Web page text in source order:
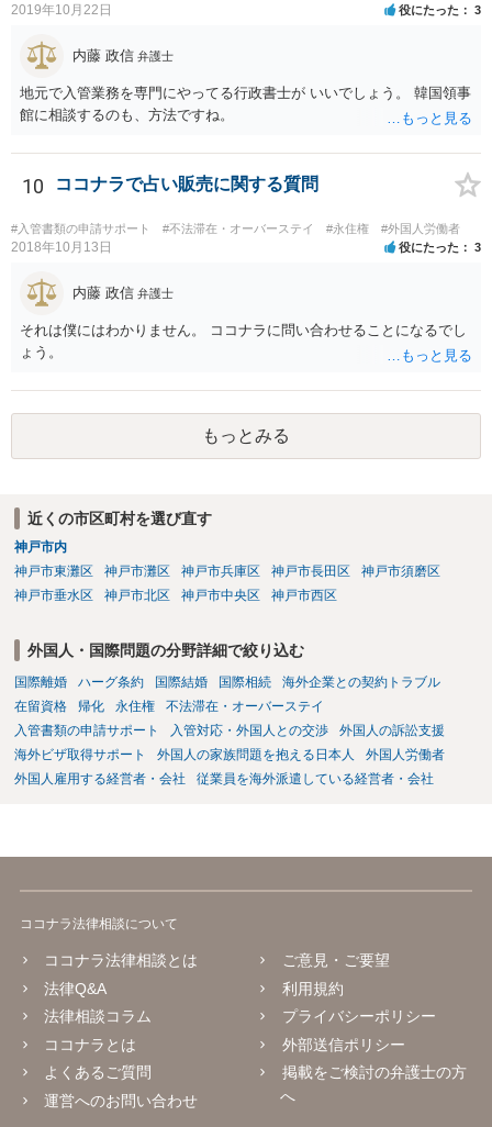
2019年10月22日 役にたった 3
内藤 政信 弁護士
地元で入管業務を専門にやってる行政書士が いいでしょう。 韓国領事
館に相談するのも、方法ですね。
10 ココナラで占い販売に関する質問
#入管書類の申請サポート #不法滞在・オーバーステイ #永住権 #外国人労働者
2018年10月13日 役にたった 3
内藤 政信 弁護士
それは僕にはわかりません。 ココナラに問い合わせることになるでし
ょう。
もっとみる
近くの市区町村を選び直す
神戸市内
神戸市東灘区
神戸市灘区 神戸市兵庫区 神戸市長田区
神戸市須磨区
神戸市垂水区
神戸市北区 神戸市中央区 神戸市西区
外国人・国際問題の分野詳細で絞り込む
国際離婚 ハーグ条約 国際結婚 国際相続
海外企業との契約トラブル
在留資格
帰化 永住権
不法滞在・オーバーステイ
入管書類の申請サポート
入管対応・外国人との交渉
外国人の訴訟支援
海外ビザ取得サポート
外国人の家族問題を抱える日本人
外国人労働者
外国人雇用する経営者・会社
従業員を海外派遣している経営者・会社
ココナラ法律相談について
ココナラ法律相談とは
法律Q&A
法律相談コラム
ココナラとは
よくあるご質問
運営へのお問い合わせ
ご意見・ご要望
利用規約
プライバシーポリシー
外部送信ポリシー
掲載をご検討の弁護士の方
へ